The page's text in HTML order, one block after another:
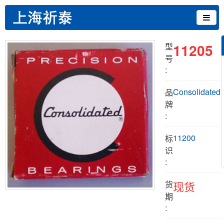
型
号
:
11205
品
牌
:
Consolidated
标
识
:
11200
货
期
:
现货